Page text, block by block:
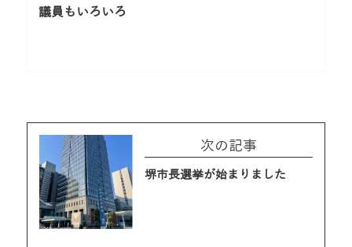
議員もいろいろ
次の記事
堺市長選挙が始まりました